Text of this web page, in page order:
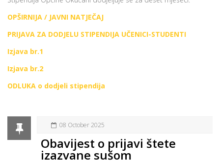
OPŠIRNIJA / JAVNI NATJEČAJ
PRIJAVA ZA DODJELU STIPENDIJA UČENICI-STUDENTI
Izjava br.1
Izjava br.2
ODLUKA o dodjeli stipendija
08 October 2025
Obavijest o prijavi štete
izazvane sušom